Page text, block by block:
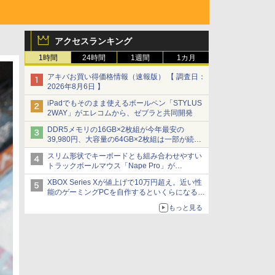
アクセスランキング
1時間 24時間 1週間 1カ月
アキバお買い得価格情報（速報版） 【 調査日：
2026年8月6日 】
iPadでもそのまま使えるボールペン「STYLUS
2WAY」がエレコムから、ゼブラと共同開発
DDR5メモリの16GB×2枚組が今年最安の
39,980円、大容量の64GB×2枚組は一部が続騰
[8月前半のメモリ価格]
スリム形状でキーボードとも組み合わせやすい
トラックボールマウス「Nape Pro」が
Keychronから
XBOX Series Xが値上げで10万円超え。近い性
能のゲーミングPCを自作するといくらになる？
【石田賀津男の『酒の肴にPCゲーム』】
もっと見る